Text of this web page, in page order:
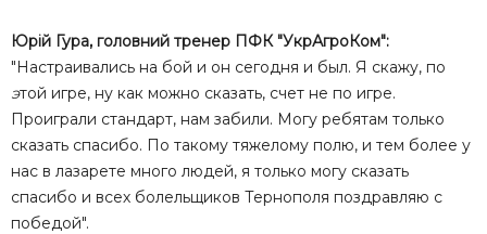
Юрій Гура, головний тренер ПФК "УкрАгроКом":
"Настраивались на бой и он сегодня и был. Я скажу, по
этой игре, ну как можно сказать, счет не по игре.
Проиграли стандарт, нам забили. Могу ребятам только
сказать спасибо. По такому тяжелому полю, и тем более у
нас в лазарете много людей, я только могу сказать
спасибо и всех болельщиков Тернополя поздравляю с
победой".